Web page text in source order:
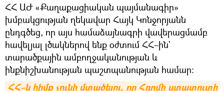
ՀՀ ԱԺ «Քաղաքացիական պայմանագիր»
խմբակցության ղեկավար Հայկ Կոնջորյանն
ընդգծեց, որ այս համաձայնագրի վավերացմամբ
հավելյալ լծակներով ենք օժտում ՀՀ–ին`
տարածքային ամբողջականության և
ինքնիշխանության պաշտպանության համար։
ՀՀ–ն հիմք չունի մտածելու, որ Հռոմի ստատուտի